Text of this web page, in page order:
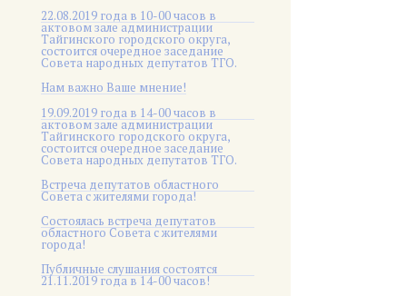
22.08.2019 года в 10-00 часов в
актовом зале администрации
Тайгинского городского округа,
состоится очередное заседание
Совета народных депутатов ТГО.
Нам важно Ваше мнение!
19.09.2019 года в 14-00 часов в
актовом зале администрации
Тайгинского городского округа,
состоится очередное заседание
Совета народных депутатов ТГО.
Встреча депутатов областного
Совета с жителями города!
Состоялась встреча депутатов
областного Совета с жителями
города!
Публичные слушания состоятся
21.11.2019 года в 14-00 часов!